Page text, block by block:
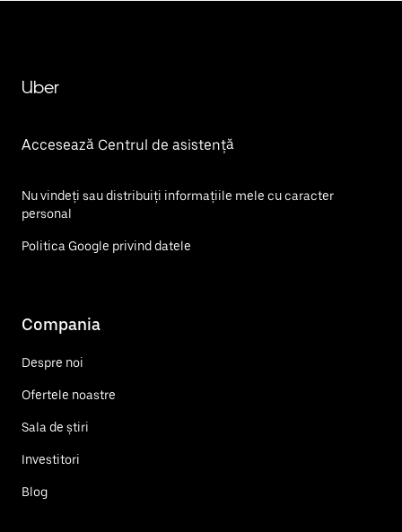
Uber
Accesează Centrul de asistență
Nu vindeți sau distribuiți informațiile mele cu caracter
personal
Politica Google privind datele
Compania
Despre noi
Ofertele noastre
Sala de știri
Investitori
Blog